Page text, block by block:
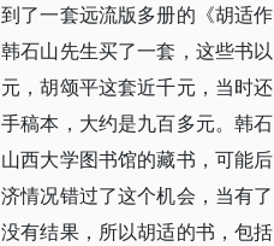
到了一套远流版多册的《胡适
韩石山先生买了一套，这些书
元，胡颂平这套近千元，当时
手稿本，大约是九百多元。韩
山西大学图书馆的藏书，可能
济情况错过了这个机会，当有
没有结果，所以胡适的书，包